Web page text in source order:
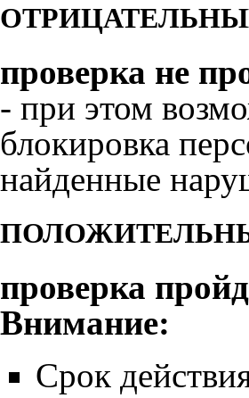
проверка не
- при этом
блокировка
найденные
проверка
Внимание:
Срок